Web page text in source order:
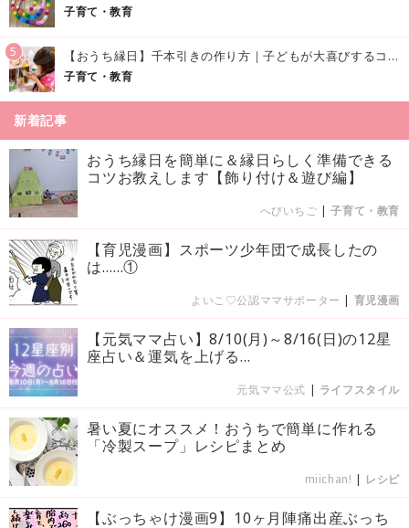
子育て・教育
5 【おうち縁日】千本引きの作り方｜子どもが大喜びするコツやアイデア♪
子育て・教育
新着記事
おうち縁日を簡単に＆縁日らしく準備できる
コツお教えします【飾り付け＆遊び編】
へびいちご |子育て・教育
【育児漫画】スポーツ少年団で成長したの
は……①
よいこ♡公認ママサポーター | 育児漫画
【元気ママ占い】8/10(月)～8/16(日)の12星
座占い＆運気を上げる...
元気ママ公式 | ライフスタイル
暑い夏にオススメ！おうちで簡単に作れる
「冷製スープ」レシピまとめ
miichan! | レシピ
【ぶっちゃけ漫画9】10ヶ月陣痛出産ぶっち